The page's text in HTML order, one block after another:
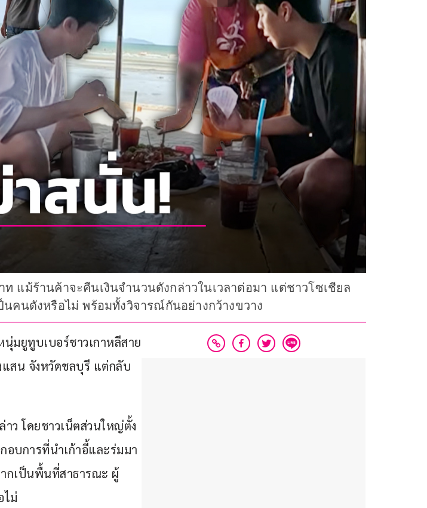
แม้ร้านค้าจะคืนเงินจำนวนดังกล่าวในเวลาต่อมา แต่ชาวโซเชียล
นคนดังหรือไม่ พร้อมทั้งวิจารณ์กันอย่างกว้างขวาง
นุ่มยูทูบเบอร์ชาวเกาหลีสาย
สน จังหวัดชลบุรี แต่กลับ
ว โดยชาวเน็ตส่วนใหญ่ตั้ง
อบการที่นำเก้าอี้และร่มมา
กเป็นพื้นที่สาธารณะ ผู้
ไม่